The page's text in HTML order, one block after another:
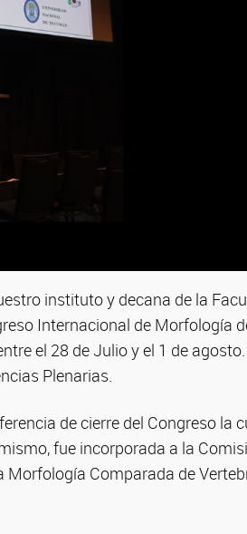
instituto y decana de la
Internacional de Morfología
el 28 de Julio y el 1 de
Plenarias.
de cierre del Congreso la
fue incorporada a la
Morfología Comparada de